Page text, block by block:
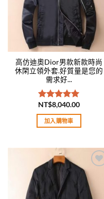
高仿迪奧Dior男款新款時尚
休閑立領外套.好質量是您的
需求好...
評分5.00
滿分 5
NT$8,040.00
加入購物車
Add to
wishlist